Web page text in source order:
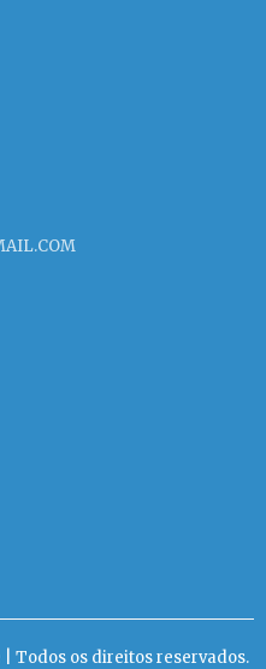
Todos os direitos reservados.